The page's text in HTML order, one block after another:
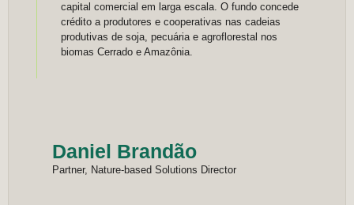
capital comercial em larga escala. O fundo concede
crédito a produtores e cooperativas nas cadeias
produtivas de soja, pecuária e agroflorestal nos
biomas Cerrado e Amazônia.
Daniel Brandão
Partner, Nature-based Solutions Director